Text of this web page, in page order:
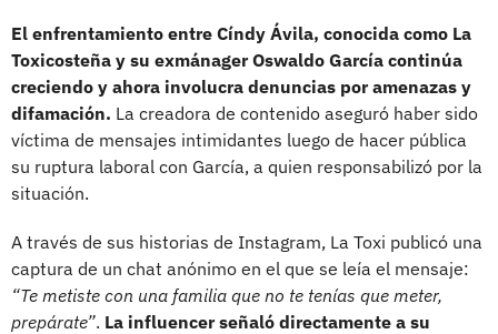
El enfrentamiento entre Cíndy Ávila, conocida como La
Toxicosteña y su exmánager Oswaldo García continúa
creciendo y ahora involucra denuncias por amenazas y
difamación. La creadora de contenido aseguró haber sido
víctima de mensajes intimidantes luego de hacer pública
su ruptura laboral con García, a quien responsabilizó por la
situación.
A través de sus historias de Instagram, La Toxi publicó una
captura de un chat anónimo en el que se leía el mensaje:
“Te metiste con una familia que no te tenías que meter,
prepárate”. La influencer señaló directamente a su